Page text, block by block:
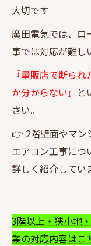
大切です
廣田電気では、ロ
事では対応が難し
『量販店で断ら
か分からない』 と
さい。
👉 2階壁面やマン
エアコン工事につ
詳しく紹介してい
3階以上・狭小地
業の対応内容はこ